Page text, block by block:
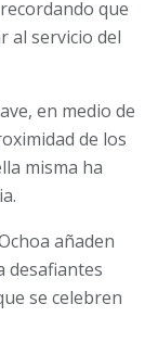
que
al servicio del
en medio de
de los
misma ha
añaden
desafiantes
se celebren